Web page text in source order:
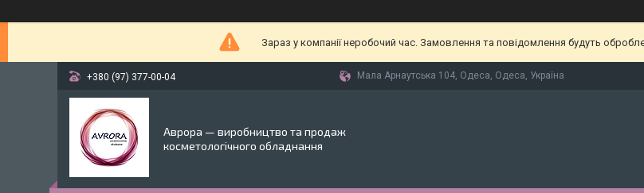
Зараз у компанії неробочий час. Замовлення та повідомлення будуть
+380 (97) 377-00-04 Мала Арнаутська 104, Одеса, Одеса, Україна
Аврора — виробництво та продаж
косметологічного обладнання